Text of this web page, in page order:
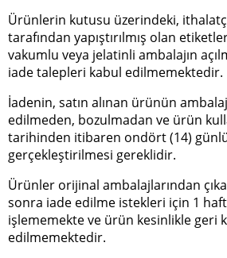
Ürünlerin kutusu üzerindeki,
tarafından yapıştırılmış olan
vakumlu veya jelatinli ambalajın
iade talepleri kabul edilmemektedir.
İadenin, satın alınan ürünün
edilmeden, bozulmadan ve ürün
tarihinden itibaren ondört (14)
gerçekleştirilmesi gereklidir.
Ürünler orijinal ambalajlarından
sonra iade edilme istekleri için 1
işlememekte ve ürün kesinlikle geri
edilmemektedir.